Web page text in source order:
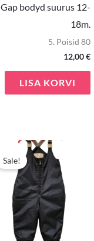
Gap bodyd suurus 12-
18m.
5. Poisid 80
12,00€
LISA KORVI
Sale!